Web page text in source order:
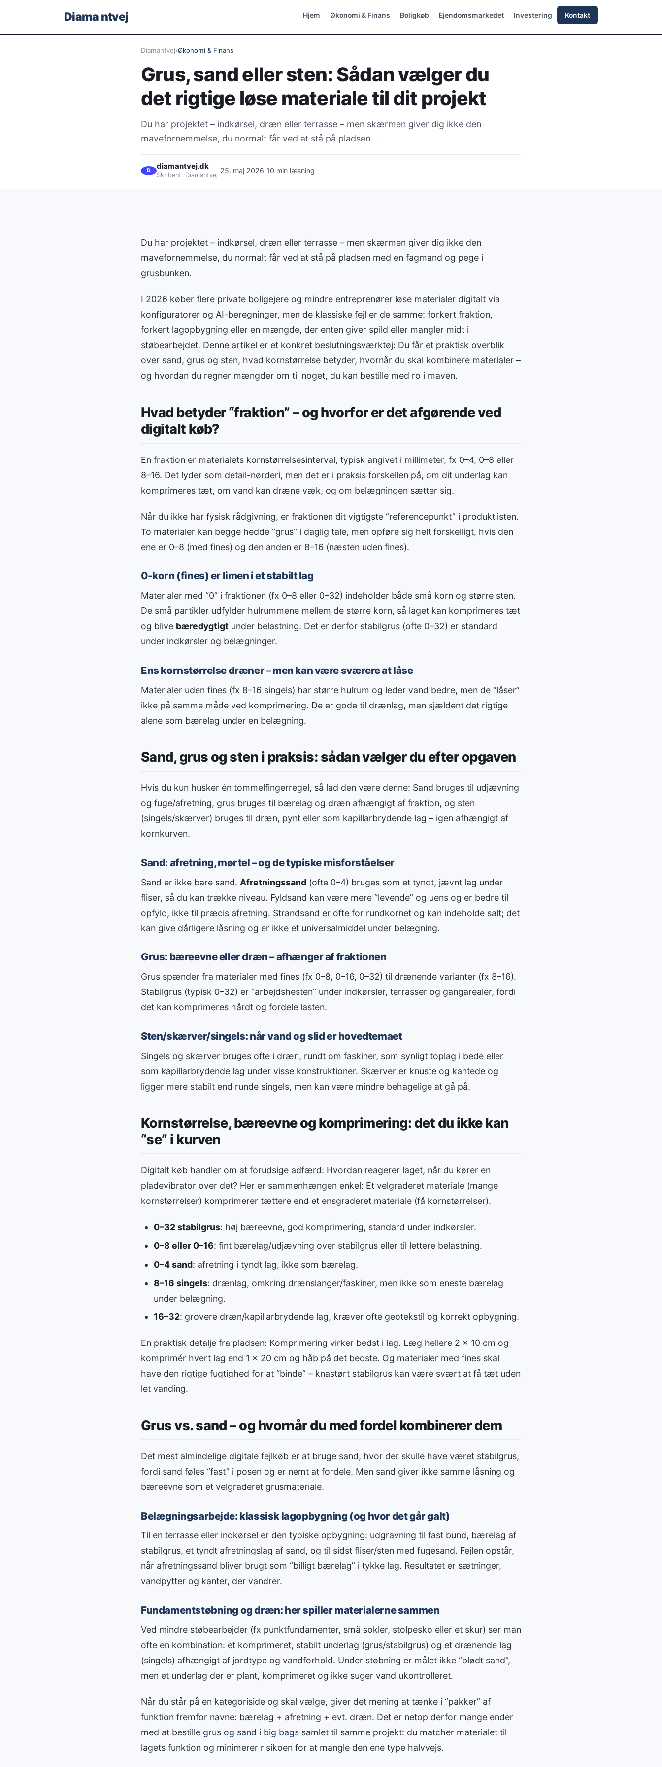
Diama ntvej Hjem Økonomi & Finans Boligkøb Ejendomsmarkedet Investering Kontakt
Diamantvej›Økonomi & Finans
Grus, sand eller sten: Sådan vælger du
det rigtige løse materiale til dit projekt
Du har projektet – indkørsel, dræn eller terrasse – men skærmen giver dig ikke den
mavefornemmelse, du normalt får ved at stå på pladsen…
D diamantvej.dk
Skribent, Diamantvej
25. maj 2026 10 min læsning
Du har projektet – indkørsel, dræn eller terrasse – men skærmen giver dig ikke den
mavefornemmelse, du normalt får ved at stå på pladsen med en fagmand og pege i
grusbunken.
I 2026 køber flere private boligejere og mindre entreprenører løse materialer digitalt via
konfiguratorer og AI-beregninger, men de klassiske fejl er de samme: forkert fraktion,
forkert lagopbygning eller en mængde, der enten giver spild eller mangler midt i
støbearbejdet. Denne artikel er et konkret beslutningsværktøj: Du får et praktisk overblik
over sand, grus og sten, hvad kornstørrelse betyder, hvornår du skal kombinere materialer –
og hvordan du regner mængder om til noget, du kan bestille med ro i maven.
Hvad betyder “fraktion” – og hvorfor er det afgørende ved
digitalt køb?
En fraktion er materialets kornstørrelsesinterval, typisk angivet i millimeter, fx 0–4, 0–8 eller
8–16. Det lyder som detail-nørderi, men det er i praksis forskellen på, om dit underlag kan
komprimeres tæt, om vand kan dræne væk, og om belægningen sætter sig.
Når du ikke har fysisk rådgivning, er fraktionen dit vigtigste “referencepunkt” i produktlisten.
To materialer kan begge hedde “grus” i daglig tale, men opføre sig helt forskelligt, hvis den
ene er 0–8 (med fines) og den anden er 8–16 (næsten uden fines).
0-korn (fines) er limen i et stabilt lag
Materialer med “0” i fraktionen (fx 0–8 eller 0–32) indeholder både små korn og større sten.
De små partikler udfylder hulrummene mellem de større korn, så laget kan komprimeres tæt
og blive bæredygtigt under belastning. Det er derfor stabilgrus (ofte 0–32) er standard
under indkørsler og belægninger.
Ens kornstørrelse dræner – men kan være sværere at låse
Materialer uden fines (fx 8–16 singels) har større hulrum og leder vand bedre, men de “låser”
ikke på samme måde ved komprimering. De er gode til drænlag, men sjældent det rigtige
alene som bærelag under en belægning.
Sand, grus og sten i praksis: sådan vælger du efter opgaven
Hvis du kun husker én tommelfingerregel, så lad den være denne: Sand bruges til udjævning
og fuge/afretning, grus bruges til bærelag og dræn afhængigt af fraktion, og sten
(singels/skærver) bruges til dræn, pynt eller som kapillarbrydende lag – igen afhængigt af
kornkurven.
Sand: afretning, mørtel – og de typiske misforståelser
Sand er ikke bare sand. Afretningssand (ofte 0–4) bruges som et tyndt, jævnt lag under
fliser, så du kan trække niveau. Fyldsand kan være mere “levende” og uens og er bedre til
opfyld, ikke til præcis afretning. Strandsand er ofte for rundkornet og kan indeholde salt; det
kan give dårligere låsning og er ikke et universalmiddel under belægning.
Grus: bæreevne eller dræn – afhænger af fraktionen
Grus spænder fra materialer med fines (fx 0–8, 0–16, 0–32) til drænende varianter (fx 8–16).
Stabilgrus (typisk 0–32) er “arbejdshesten” under indkørsler, terrasser og gangarealer, fordi
det kan komprimeres hårdt og fordele lasten.
Sten/skærver/singels: når vand og slid er hovedtemaet
Singels og skærver bruges ofte i dræn, rundt om faskiner, som synligt toplag i bede eller
som kapillarbrydende lag under visse konstruktioner. Skærver er knuste og kantede og
ligger mere stabilt end runde singels, men kan være mindre behagelige at gå på.
Kornstørrelse, bæreevne og komprimering: det du ikke kan
“se” i kurven
Digitalt køb handler om at forudsige adfærd: Hvordan reagerer laget, når du kører en
pladevibrator over det? Her er sammenhængen enkel: Et velgraderet materiale (mange
kornstørrelser) komprimerer tættere end et ensgraderet materiale (få kornstørrelser).
0–32 stabilgrus: høj bæreevne, god komprimering, standard under indkørsler.
0–8 eller 0–16: fint bærelag/udjævning over stabilgrus eller til lettere belastning.
0–4 sand: afretning i tyndt lag, ikke som bærelag.
8–16 singels: drænlag, omkring drænslanger/faskiner, men ikke som eneste bærelag
under belægning.
16–32: grovere dræn/kapillarbrydende lag, kræver ofte geotekstil og korrekt opbygning.
En praktisk detalje fra pladsen: Komprimering virker bedst i lag. Læg hellere 2 x 10 cm og
komprimér hvert lag end 1 x 20 cm og håb på det bedste. Og materialer med fines skal
have den rigtige fugtighed for at “binde” – knastørt stabilgrus kan være svært at få tæt uden
let vanding.
Grus vs. sand – og hvornår du med fordel kombinerer dem
Det mest almindelige digitale fejlkøb er at bruge sand, hvor der skulle have været stabilgrus,
fordi sand føles “fast” i posen og er nemt at fordele. Men sand giver ikke samme låsning og
bæreevne som et velgraderet grusmateriale.
Belægningsarbejde: klassisk lagopbygning (og hvor det går galt)
Til en terrasse eller indkørsel er den typiske opbygning: udgravning til fast bund, bærelag af
stabilgrus, et tyndt afretningslag af sand, og til sidst fliser/sten med fugesand. Fejlen opstår,
når afretningssand bliver brugt som “billigt bærelag” i tykke lag. Resultatet er sætninger,
vandpytter og kanter, der vandrer.
Fundamentstøbning og dræn: her spiller materialerne sammen
Ved mindre støbearbejder (fx punktfundamenter, små sokler, stolpesko eller et skur) ser man
ofte en kombination: et komprimeret, stabilt underlag (grus/stabilgrus) og et drænende lag
(singels) afhængigt af jordtype og vandforhold. Under støbning er målet ikke “blødt sand”,
men et underlag der er plant, komprimeret og ikke suger vand ukontrolleret.
Når du står på en kategoriside og skal vælge, giver det mening at tænke i “pakker” af
funktion fremfor navne: bærelag + afretning + evt. dræn. Det er netop derfor mange ender
med at bestille grus og sand i big bags samlet til samme projekt: du matcher materialet til
lagets funktion og minimerer risikoen for at mangle den ene type halvvejs.